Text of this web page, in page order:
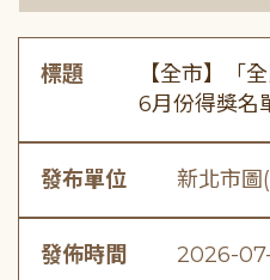
標題
【全市】「
6月份得獎名
發布單位 新北市圖
發佈時間 2026-